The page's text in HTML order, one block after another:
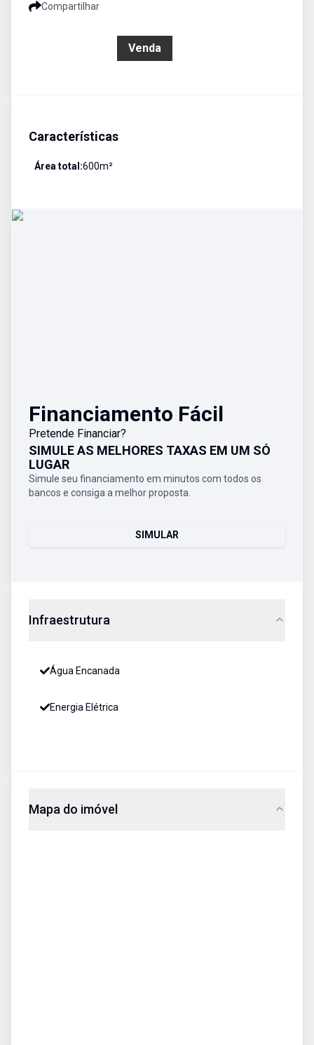
Compartilhar
Venda
Características
Área total:600m²
Financiamento Fácil
Pretende Financiar?
SIMULE AS MELHORES TAXAS EM UM SÓ
LUGAR
Simule seu financiamento em minutos com todos os
bancos e consiga a melhor proposta.
SIMULAR
Infraestrutura
Água Encanada
Energia Elétrica
Mapa do imóvel